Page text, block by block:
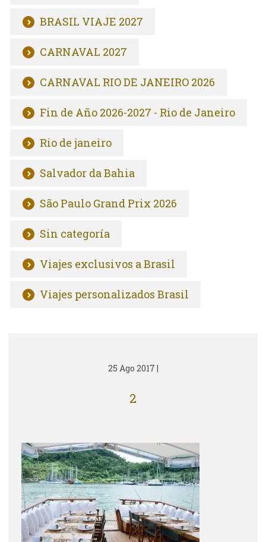
BRASIL VIAJE 2027
CARNAVAL 2027
CARNAVAL RIO DE JANEIRO 2026
Fin de Año 2026-2027 - Rio de Janeiro
Rio de janeiro
Salvador da Bahia
São Paulo Grand Prix 2026
Sin categoría
Viajes exclusivos a Brasil
Viajes personalizados Brasil
25 Ago 2017 |
2